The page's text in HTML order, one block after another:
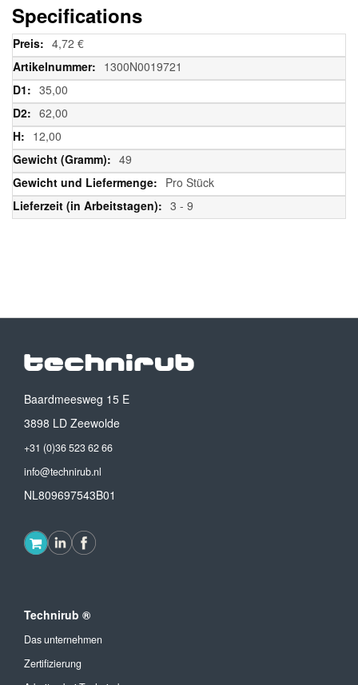
Specifications
Weitere
Informationen
4,72 €
1300N0019721
35,00
62,00
12,00
49
Pro Stück
3 - 9
Baardmeesweg 15 E
3898 LD Zeewolde
+31 (0)36 523 62 66
info@technirub.nl
NL809697543B01
Technirub ®
Das unternehmen
Zertifizierung